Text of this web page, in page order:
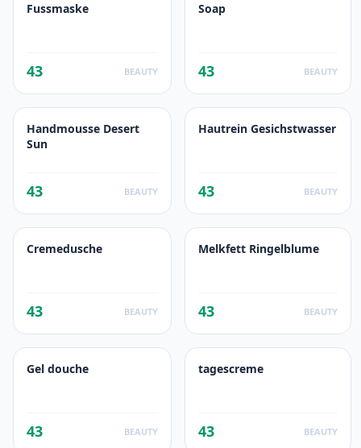
Fussmaske
43 BEAUTY
Soap
43 BEAUTY
Handmousse Desert
Sun
43 BEAUTY
Hautrein Gesichstwasser
43 BEAUTY
Cremedusche
43 BEAUTY
Melkfett Ringelblume
43 BEAUTY
Gel douche
43 BEAUTY
tagescreme
43 BEAUTY